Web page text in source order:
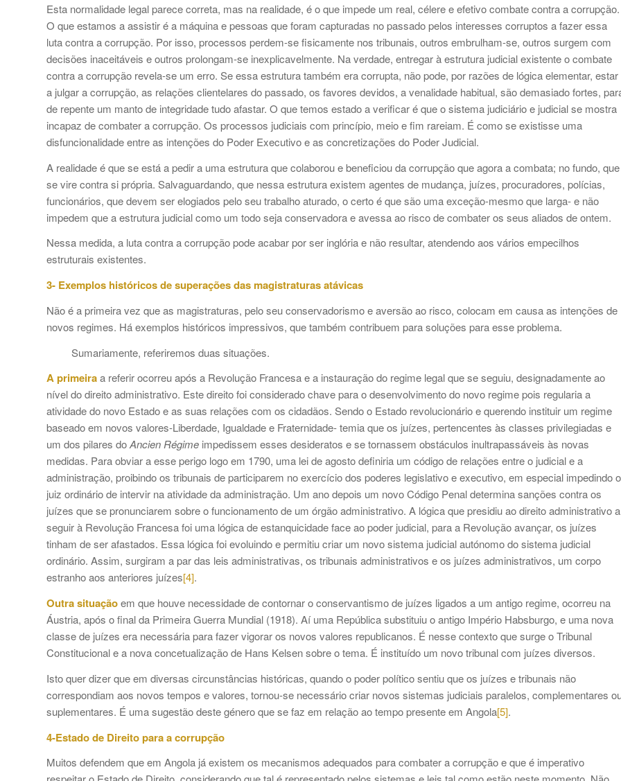
Esta normalidade legal parece correta, mas na realidade, é o que impede um real, célere e efetivo combate contra a corrupção.
O que estamos a assistir é a máquina e pessoas que foram capturadas no passado pelos interesses corruptos a fazer essa
luta contra a corrupção. Por isso, processos perdem-se fisicamente nos tribunais, outros embrulham-se, outros surgem com
decisões inaceitáveis e outros prolongam-se inexplicavelmente. Na verdade, entregar à estrutura judicial existente o combate
contra a corrupção revela-se um erro. Se essa estrutura também era corrupta, não pode, por razões de lógica elementar, estar
a julgar a corrupção, as relações clientelares do passado, os favores devidos, a venalidade habitual, são demasiado fortes,
de repente um manto de integridade tudo afastar. O que temos estado a verificar é que o sistema judiciário e judicial se mostra
incapaz de combater a corrupção. Os processos judiciais com princípio, meio e fim rareiam. É como se existisse uma
disfuncionalidade entre as intenções do Poder Executivo e as concretizações do Poder Judicial.
A realidade é que se está a pedir a uma estrutura que colaborou e beneficiou da corrupção que agora a combata; no fundo, que
se vire contra si própria. Salvaguardando, que nessa estrutura existem agentes de mudança, juízes, procuradores, polícias,
funcionários, que devem ser elogiados pelo seu trabalho aturado, o certo é que são uma exceção-mesmo que larga- e não
impedem que a estrutura judicial como um todo seja conservadora e avessa ao risco de combater os seus aliados de ontem.
Nessa medida, a luta contra a corrupção pode acabar por ser inglória e não resultar, atendendo aos vários empecilhos
estruturais existentes.
3- Exemplos históricos de superações das magistraturas atávicas
Não é a primeira vez que as magistraturas, pelo seu conservadorismo e aversão ao risco, colocam em causa as intenções de
novos regimes. Há exemplos históricos impressivos, que também contribuem para soluções para esse problema.
Sumariamente, referiremos duas situações.
A primeiraa referir ocorreu após a Revolução Francesa e a instauração do regime legal que se seguiu, designadamente ao
nível do direito administrativo. Este direito foi considerado chave para o desenvolvimento do novo regime pois regularia a
atividade do novo Estado e as suas relações com os cidadãos. Sendo o Estado revolucionário e querendo instituir um regime
baseado em novos valores-Liberdade, Igualdade e Fraternidade- temia que os juízes, pertencentes às classes privilegiadas e
um dos pilares doAncien Régime impedissem esses desideratos e se tornassem obstáculos inultrapassáveis às novas
medidas. Para obviar a esse perigo logo em 1790, uma lei de agosto definiria um código de relações entre o judicial e a
administração, proibindo os tribunais de participarem no exercício dos poderes legislativo e executivo, em especial impedindo o
juiz ordinário de intervir na atividade da administração. Um ano depois um novo Código Penal determina sanções contra os
juízes que se pronunciarem sobre o funcionamento de um órgão administrativo. A lógica que presidiu ao direito administrativo a
seguir à Revolução Francesa foi uma lógica de estanquicidade face ao poder judicial, para a Revolução avançar, os juízes
tinham de ser afastados. Essa lógica foi evoluindo e permitiu criar um novo sistema judicial autónomo do sistema judicial
ordinário. Assim, surgiram a par das leis administrativas, os tribunais administrativos e os juízes administrativos, um corpo
estranho aos anteriores juízes[4].
Outra situaçãoem que houve necessidade de contornar o conservantismo de juízes ligados a um antigo regime, ocorreu na
Áustria, após o final da Primeira Guerra Mundial (1918). Aí uma República substituiu o antigo Império Habsburgo, e uma nova
classe de juízes era necessária para fazer vigorar os novos valores republicanos. É nesse contexto que surge o Tribunal
Constitucional e a nova concetualização de Hans Kelsen sobre o tema. É instituído um novo tribunal com juízes diversos.
Isto quer dizer que em diversas circunstâncias históricas, quando o poder político sentiu que os juízes e tribunais não
correspondiam aos novos tempos e valores, tornou-se necessário criar novos sistemas judiciais paralelos, complementares
suplementares. É uma sugestão deste género que se faz em relação ao tempo presente em Angola[5].
4-Estado de Direito para a corrupção
Muitos defendem que em Angola já existem os mecanismos adequados para combater a corrupção e que é imperativo